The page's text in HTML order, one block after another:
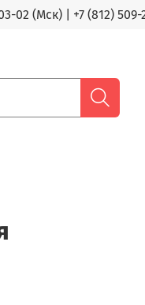
02 (Мск) +7 (812)